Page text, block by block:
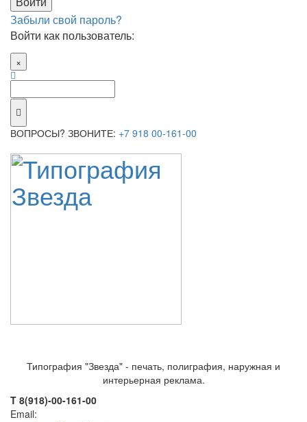
Забыли свой пароль?
Войти как пользователь:
×
ВОПРОСЫ? ЗВОНИТЕ: +7 918 00-161-00
Типография "Звезда" - печать, полиграфия, наружная и
интерьерная реклама.
T 8(918)-00-161-00
Email: